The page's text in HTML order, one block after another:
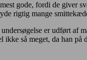
gode, fordi de giver
rigtig mange
er udført
så meget, da han